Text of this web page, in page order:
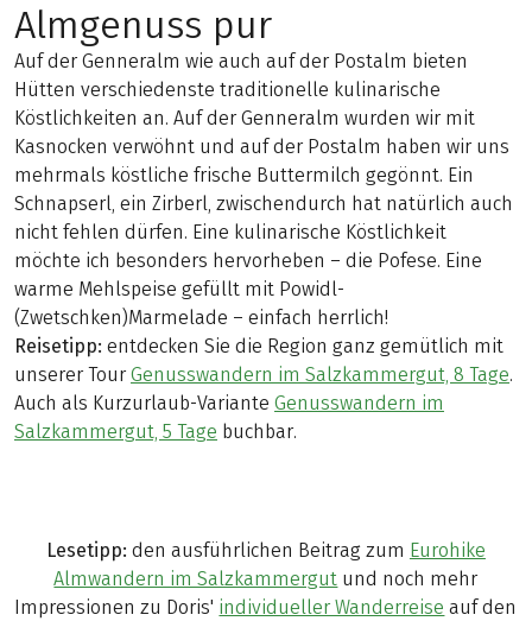
Almgenuss pur
Auf der Genneralm wie auch auf der Postalm bieten
Hütten verschiedenste traditionelle kulinarische
Köstlichkeiten an. Auf der Genneralm wurden wir mit
Kasnocken verwöhnt und auf der Postalm haben wir uns
mehrmals köstliche frische Buttermilch gegönnt. Ein
Schnapserl, ein Zirberl, zwischendurch hat natürlich auch
nicht fehlen dürfen. Eine kulinarische Köstlichkeit
möchte ich besonders hervorheben – die Pofese. Eine
warme Mehlspeise gefüllt mit Powidl-
(Zwetschken)Marmelade – einfach herrlich!
Reisetipp: entdecken Sie die Region ganz gemütlich mit
unserer Tour Genusswandern im Salzkammergut, 8 Tage.
Auch als Kurzurlaub-Variante Genusswandern im
Salzkammergut, 5 Tage buchbar.
Lesetipp: den ausführlichen Beitrag zum Eurohike
Almwandern im Salzkammergut und noch mehr
Impressionen zu Doris' individueller Wanderreise auf den